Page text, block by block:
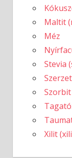
Maltit
Méz
Stevia
Xilit